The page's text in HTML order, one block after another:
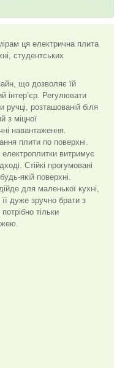
ця електрична плита
студентських
що дозволяє їй
інтер’єр. Регулювати
ручці, розташованій біля
з міцної
навантаження.
плити по поверхні.
електроплитки витримує
Стійкі прогумовані
якій поверхні.
для маленької кухні,
дуже зручно брати з
тільки